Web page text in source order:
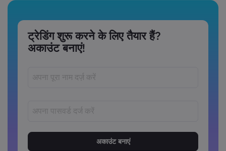
ट्रेडिंग शुरू करने के लिए तैयार हैं?
अकाउंट बनाएं!